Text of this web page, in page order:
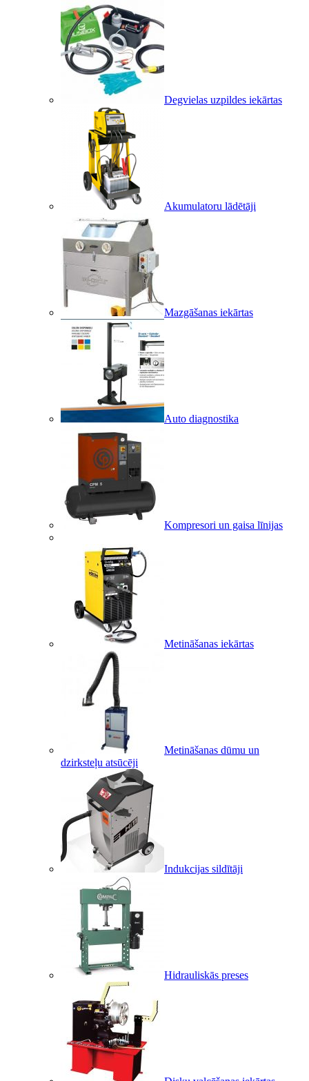
Degvielas uzpildes iekārtas
Akumulatoru lādētāji
Mazgāšanas iekārtas
Auto diagnostika
Kompresori un gaisa līnijas
Metināšanas iekārtas
Metināšanas dūmu un
dzirksteļu atsūcēji
Indukcijas sildītāji
Hidrauliskās preses